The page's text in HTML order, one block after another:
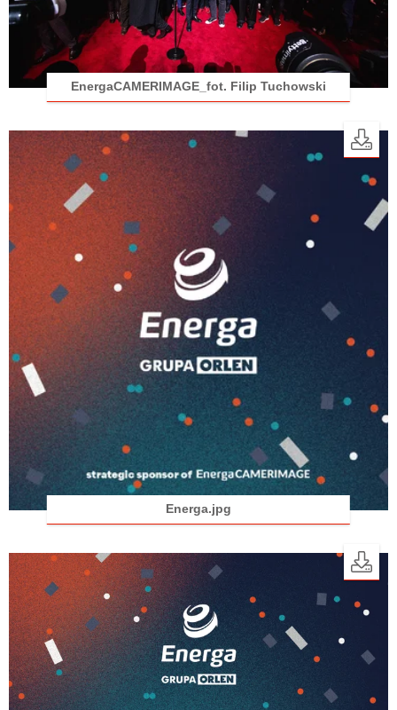
EnergaCAMERIMAGE_fot. Filip Tuchowski
Energa.jpg